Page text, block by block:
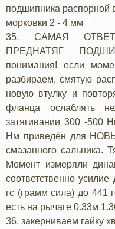
подшипника распорной
морковки 2 - 4 мм
35. САМАЯ
ПРЕДНАТЯГ
понимания! если
разбираем, смятую
новую втулку и
фланца ослаблять
затягивании 300 -500
Нм приведён для
смазанного сальника.
Момент измеряли
соответственно
гс (грамм сила) до 441
есть на рычаге 0.33м
36. закерниваем гайку